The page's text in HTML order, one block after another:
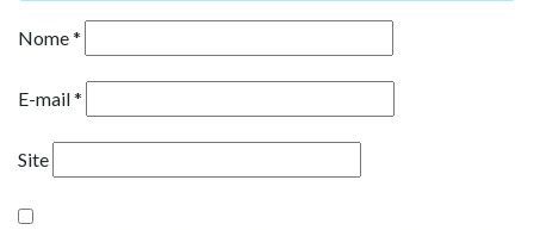
Nome*
E-mail*
Site